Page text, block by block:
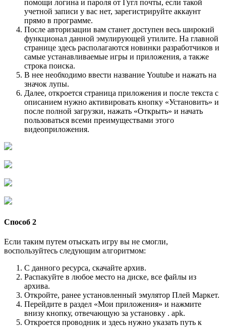
помощи логина и пароля от Гугл почты, если такой
учетной записи у вас нет, зарегистрируйте аккаунт
прямо в программе.
После авторизации вам станет доступен весь широкий
функционал данной эмулирующей утилите. На главной
странице здесь располагаются новинки разработчиков и
самые устанавливаемые игры и приложения, а также
строка поиска.
В нее необходимо ввести название Youtube и нажать на
значок лупы.
Далее, откроется страница приложения и после текста с
описанием нужно активировать кнопку «Установить» и
после полной загрузки, нажать «Открыть» и начать
пользоваться всеми преимуществами этого
видеоприложения.
Способ 2
Если таким путем отыскать игру вы не смогли,
воспользуйтесь следующим алгоритмом:
С данного ресурса, скачайте архив.
Распакуйте в любое место на диске, все файлы из
архива.
Откройте, ранее установленный эмулятор Плей Маркет.
Перейдите в раздел «Мои приложения» и нажмите
внизу кнопку, отвечающую за установку . apk.
Откроется проводник и здесь нужно указать путь к